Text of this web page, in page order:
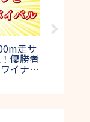
月曜から夜ふかし!
区大森の八中事件
イ!保健室で生徒が?